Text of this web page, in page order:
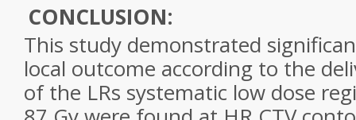
CONCLUSION:
This study demonstrated
local outcome according to the
of the LRs systematic low dose